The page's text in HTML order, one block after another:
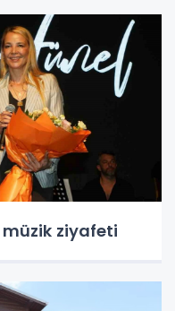
müzik ziyafeti